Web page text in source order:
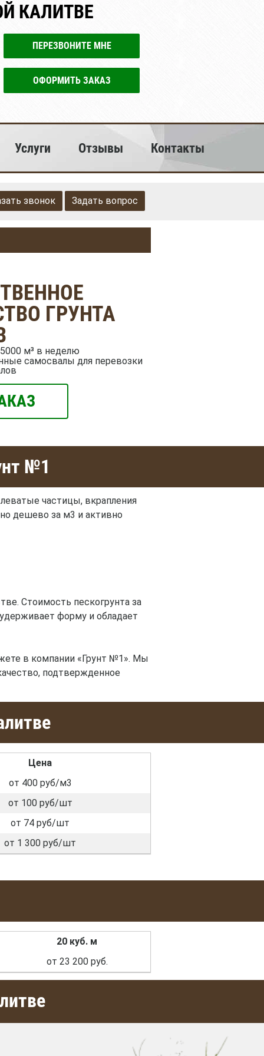
КАЛИТВЕ
ПЕРЕЗВОНИТЕ МНЕ
ОФОРМИТЬ ЗАКАЗ
Услуги Отзывы Контакты
звонок Задать вопрос
ГРУНТА
м³ в неделю
самосвалы для перевозки
№1
частицы, вкрапления
дешево за м3 и активно
Стоимость пескогрунта за
форму и обладает
в компании «Грунт №1». Мы
подтвержденное
Цена
от 400 руб/м3
от 100 руб/шт
от 74 руб/шт
от 1 300 руб/шт
20 куб. м
от 23 200 руб.